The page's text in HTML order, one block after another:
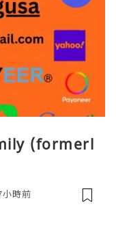
(formerl
小時前